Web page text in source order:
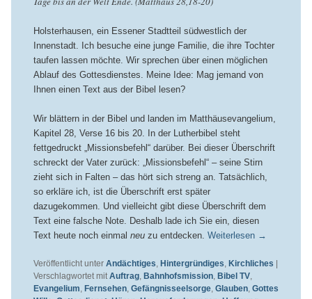
Holsterhausen, ein Essener Stadtteil südwestlich der
Innenstadt. Ich besuche eine junge Familie, die ihre Tochter
taufen lassen möchte. Wir sprechen über einen möglichen
Ablauf des Gottesdienstes. Meine Idee: Mag jemand von
Ihnen einen Text aus der Bibel lesen?
Wir blättern in der Bibel und landen im Matthäusevangelium,
Kapitel 28, Verse 16 bis 20. In der Lutherbibel steht
fettgedruckt „Missionsbefehl“ darüber. Bei dieser Überschrift
schreckt der Vater zurück: „Missionsbefehl“ – seine Stirn
zieht sich in Falten – das hört sich streng an. Tatsächlich,
so erkläre ich, ist die Überschrift erst später
dazugekommen. Und vielleicht gibt diese Überschrift dem
Text eine falsche Note. Deshalb lade ich Sie ein, diesen
Text heute noch einmal neuzu entdecken. Weiterlesen →
Veröffentlicht unter Andächtiges, Hintergründiges, Kirchliches
Verschlagwortet mit Auftrag, Bahnhofsmission, Bibel TV,
Evangelium, Fernsehen, Gefängnisseelsorge, Glauben, Gottes